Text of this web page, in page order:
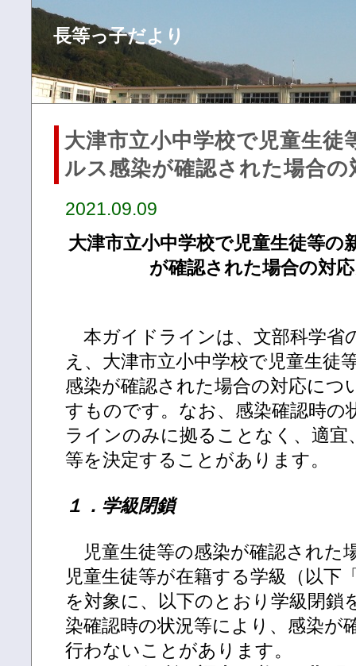
長等っ子だより
大津市立小中学校で児童生徒
ルス感染が確認された場合
2021.09.09
大津市立小中学校で児童生徒等の
が確認された場合の対
本ガイドラインは、文部科学省
え、大津市立小中学校で児童生徒
感染が確認された場合の対応につ
すものです。なお、感染確認時の
ラインのみに拠ることなく、適宜
等を決定することがあります。
１．学級閉鎖
児童生徒等の感染が確認された
児童生徒等が在籍する学級（以下
を対象に、以下のとおり学級閉鎖
染確認時の状況等により、感染が
行わないことがあります。